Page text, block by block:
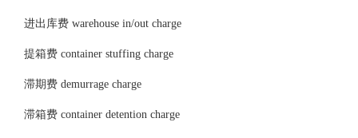
进出库费 warehouse in/out charge
提箱费 container stuffing charge
滞期费 demurrage charge
滞箱费 container detention charge